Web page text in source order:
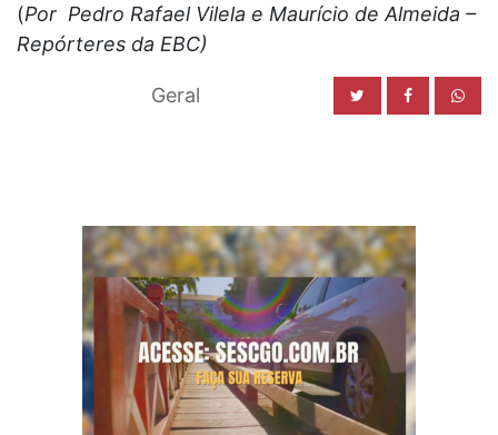
(Por Pedro Rafael Vilela e Maurício de Almeida –
Repórteres da EBC)
Geral